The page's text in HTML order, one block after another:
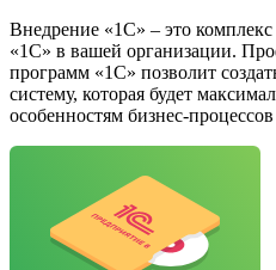
Внедрение «1С» – это
«1С» в вашей организации.
программ «1С» позволит
систему, которая будет
особенностям бизнес-